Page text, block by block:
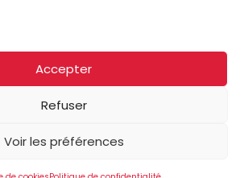
Accepter
Refuser
Voir les préférences
Jean-Antoine Pourtier
ST-AMANT-ROCHE-SAVINE
04 73 95 74 90
|
Politique des Cookies